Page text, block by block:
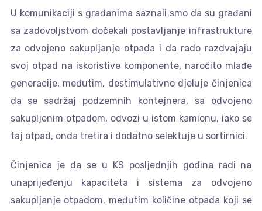
U komunikaciji s građanima saznali smo da su građani
sa zadovoljstvom dočekali postavljanje infrastrukture
za odvojeno sakupljanje otpada i da rado razdvajaju
svoj otpad na iskoristive komponente, naročito mlađe
generacije, međutim, destimulativno djeluje činjenica
da se sadržaj podzemnih kontejnera, sa odvojeno
sakupljenim otpadom, odvozi u istom kamionu, iako se
taj otpad, onda tretira i dodatno selektuje u sortirnici.
Činjenica je da se u KS posljednjih godina radi na
unaprijeđenju kapaciteta i sistema za odvojeno
sakupljanje otpadom, međutim količine otpada koji se